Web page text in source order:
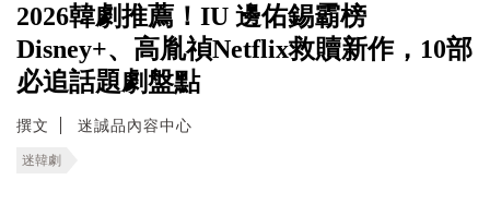
2026韓劇推薦！IU 邊佑錫霸榜
Disney+、高胤禎Netflix救贖新作，10部
必追話題劇盤點
撰文 迷誠品內容中心
迷韓劇